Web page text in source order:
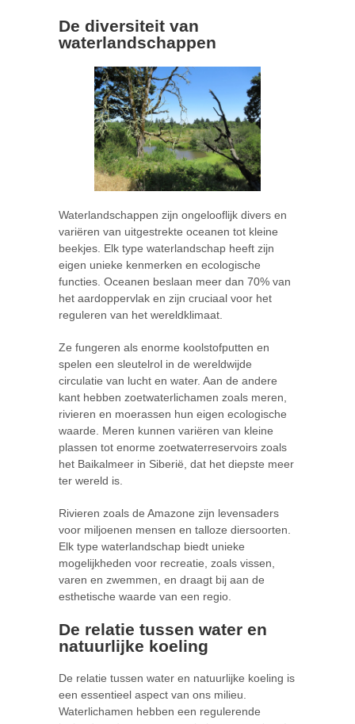
De diversiteit van
waterlandschappen
Waterlandschappen zijn ongelooflijk divers en
variëren van uitgestrekte oceanen tot kleine
beekjes. Elk type waterlandschap heeft zijn
eigen unieke kenmerken en ecologische
functies. Oceanen beslaan meer dan 70% van
het aardoppervlak en zijn cruciaal voor het
reguleren van het wereldklimaat.
Ze fungeren als enorme koolstofputten en
spelen een sleutelrol in de wereldwijde
circulatie van lucht en water. Aan de andere
kant hebben zoetwaterlichamen zoals meren,
rivieren en moerassen hun eigen ecologische
waarde. Meren kunnen variëren van kleine
plassen tot enorme zoetwaterreservoirs zoals
het Baikalmeer in Siberië, dat het diepste meer
ter wereld is.
Rivieren zoals de Amazone zijn levensaders
voor miljoenen mensen en talloze diersoorten.
Elk type waterlandschap biedt unieke
mogelijkheden voor recreatie, zoals vissen,
varen en zwemmen, en draagt bij aan de
esthetische waarde van een regio.
De relatie tussen water en
natuurlijke koeling
De relatie tussen water en natuurlijke koeling is
een essentieel aspect van ons milieu.
Waterlichamen hebben een regulerende